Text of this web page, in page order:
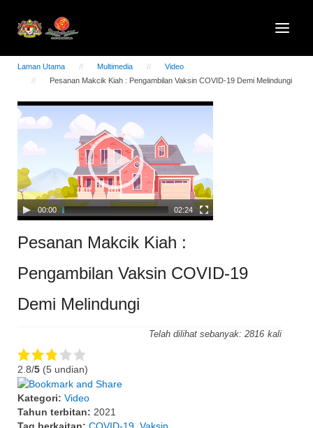
Laman Utama Multimedia
Video
Pesanan Makcik Kiah : Pengambilan Vaksin COVID-19 Demi Melindungi
Video
Player
00:00 02:24
Pesanan Makcik Kiah :
Pengambilan Vaksin COVID-19
Demi Melindungi
Telah dilihat sebanyak: 2816
2.8/5 (5 undian)
Kategori: Video
Tahun terbitan: 2021